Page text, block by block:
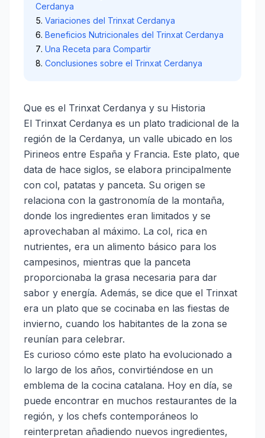
Cerdanya
Variaciones del Trinxat Cerdanya
Beneficios Nutricionales del Trinxat Cerdanya
Una Receta para Compartir
Conclusiones sobre el Trinxat Cerdanya
Que es el Trinxat Cerdanya y su Historia
El Trinxat Cerdanya es un plato tradicional de la
región de la Cerdanya, un valle ubicado en los
Pirineos entre España y Francia. Este plato, que
data de hace siglos, se elabora principalmente
con col, patatas y panceta. Su origen se
relaciona con la gastronomía de la montaña,
donde los ingredientes eran limitados y se
aprovechaban al máximo. La col, rica en
nutrientes, era un alimento básico para los
campesinos, mientras que la panceta
proporcionaba la grasa necesaria para dar
sabor y energía. Además, se dice que el Trinxat
era un plato que se cocinaba en las fiestas de
invierno, cuando los habitantes de la zona se
reunían para celebrar.
Es curioso cómo este plato ha evolucionado a
lo largo de los años, convirtiéndose en un
emblema de la cocina catalana. Hoy en día, se
puede encontrar en muchos restaurantes de la
región, y los chefs contemporáneos lo
reinterpretan añadiendo nuevos ingredientes,